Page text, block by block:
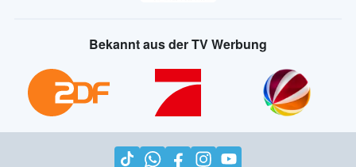
Bekannt aus der TV Werbung